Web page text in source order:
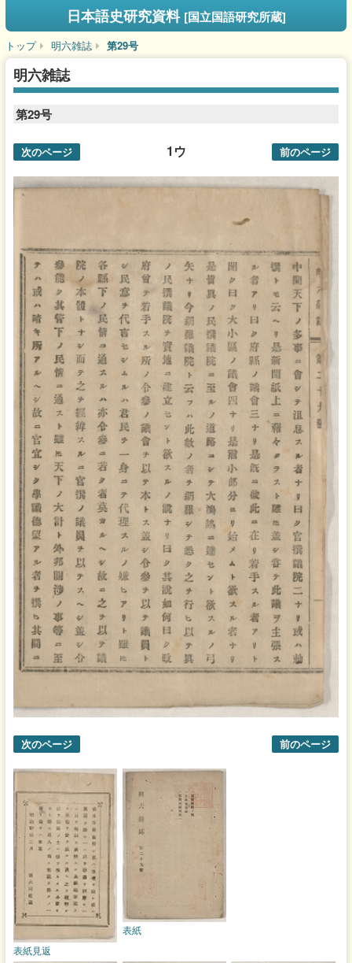
日本語史研究資料 [国立国語研究所蔵]
トップ 明六雑誌 第29号
明六雑誌
第29号
1ウ
次のページ 前のページ
次のページ 前のページ
表紙
表紙見返